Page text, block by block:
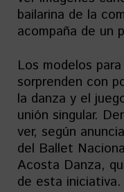
bailarina de la
acompaña de un
Los modelos
sorprenden con
la danza y el
unión singular.
ver, según
del Ballet
Acosta Danza,
de esta iniciativa.